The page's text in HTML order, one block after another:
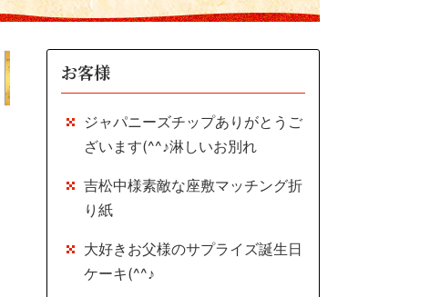
お客様
ジャパニーズチップありがとうご
ざいます(^^♪淋しいお別れ
吉松中様素敵な座敷マッチング折
り紙
大好きお父様のサプライズ誕生日
ケーキ(^^♪